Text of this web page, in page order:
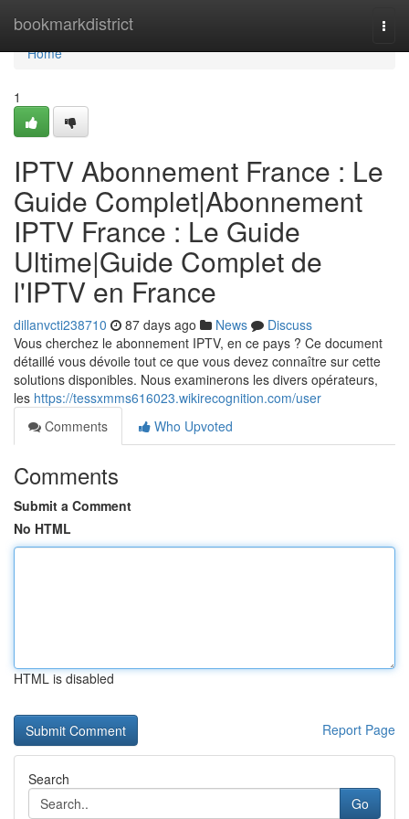
bookmarkdistrict
Home
Home
1
IPTV Abonnement France : Le
Guide Complet|Abonnement
IPTV France : Le Guide
Ultime|Guide Complet de
l'IPTV en France
dillanvcti238710 87 days ago News
Discuss
Vous cherchez le abonnement IPTV, en ce pays ? Ce document
détaillé vous dévoile tout ce que vous devez connaître sur cette
solutions disponibles. Nous examinerons les divers opérateurs,
les https://tessxmms616023.wikirecognition.com/user
Comments
Who Upvoted
Comments
Submit a Comment
No HTML
HTML is disabled
Report Page
Search
Go